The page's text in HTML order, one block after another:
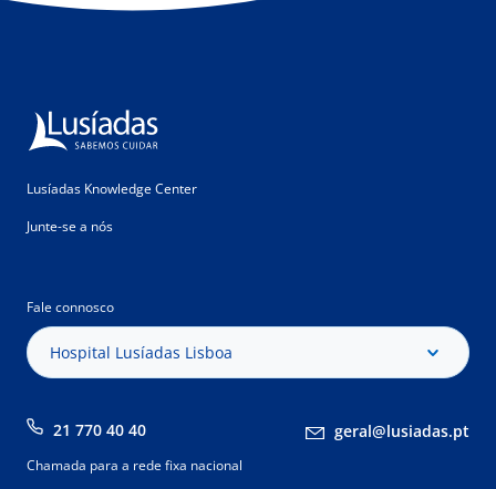
Lusíadas Knowledge Center
Junte-se a nós
Fale connosco
Hospital Lusíadas Lisboa
21 770 40 40 geral@lusiadas.pt
Chamada para a rede fixa nacional